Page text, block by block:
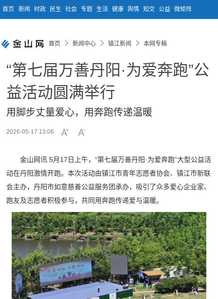
首页 新闻 时政 民生 社会 专题 生活 健康 舆情 知交 公益 微矩阵
首页 新闻中心 镇江新闻 本网专稿
“第七届万善丹阳·为爱奔跑”公
益活动圆满举行
用脚步丈量爱心，用奔跑传递温暖
2026-05-17 13:06
金山网讯 5月17日上午，“第七届万善丹阳·为爱奔跑”大型公益活
动在丹阳激情开跑。本次活动由镇江市青年志愿者协会、镇江市新联
会主办，丹阳市如意慈善公益服务团承办，吸引了众多爱心企业家、
跑友及志愿者积极参与，共同用奔跑传递爱与温暖。